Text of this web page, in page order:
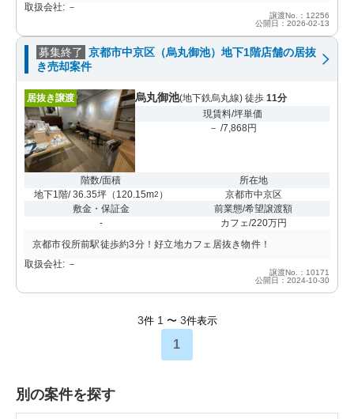
取扱会社: －
譲渡No.：12256
公開日：2026-02-13
募集終了 京都市中京区（烏丸御池）地下1階店舗の居抜
き売却案件
居抜き譲渡 烏丸御池(地下鉄烏丸線) 徒歩 11分
現賃料/坪単価
－ /7,868円
階数/面積
地下1階/ 36.35坪（ 120.15m2 ）
所在地
京都市中京区
敷金・保証金
-
前業態/希望譲渡額
カフェ/220万円
京都市役所前駅徒歩約3分！好立地カフェ居抜き物件！
取扱会社: －
譲渡No.：10171
公開日：2024-10-30
3件 1 〜 3件表示
1
別の案件を探す